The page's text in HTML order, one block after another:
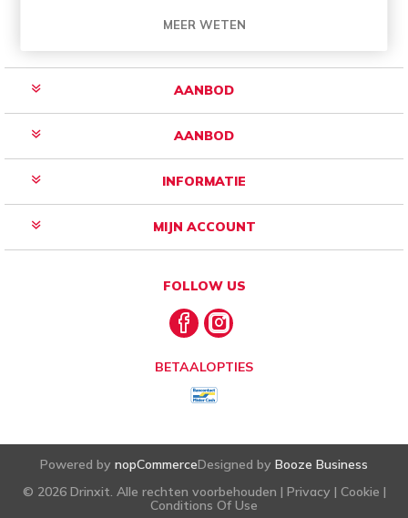
AANBOD
AANBOD
INFORMATIE
MIJN ACCOUNT
FOLLOW US
BETAALOPTIES
Powered by nopCommerceDesigned by Booze Business
© 2026 Drinxit. Alle rechten voorbehouden | Privacy | Cookie |
Conditions Of Use
MEER WETEN